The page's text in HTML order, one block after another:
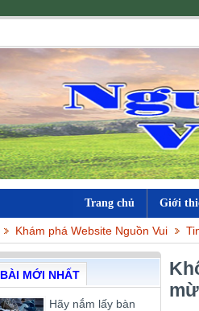
Trang chủ Giới
Khám phá Website Nguồn Vui
BÀI MỚI NHẤT
Hãy nắm lấy bàn